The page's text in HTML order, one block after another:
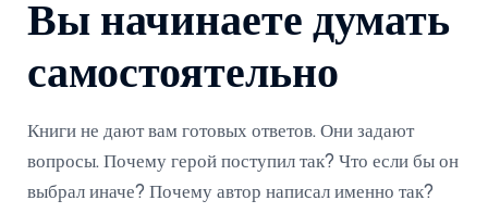
Вы начинаете думать
самостоятельно
Книги не дают вам готовых ответов. Они задают
вопросы. Почему герой поступил так? Что если бы он
выбрал иначе? Почему автор написал именно так?